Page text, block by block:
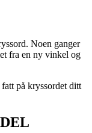
Noen ganger
fra en ny vinkel og
på kryssordet ditt